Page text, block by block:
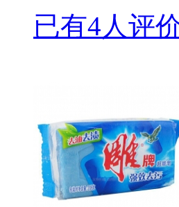
已有4人评